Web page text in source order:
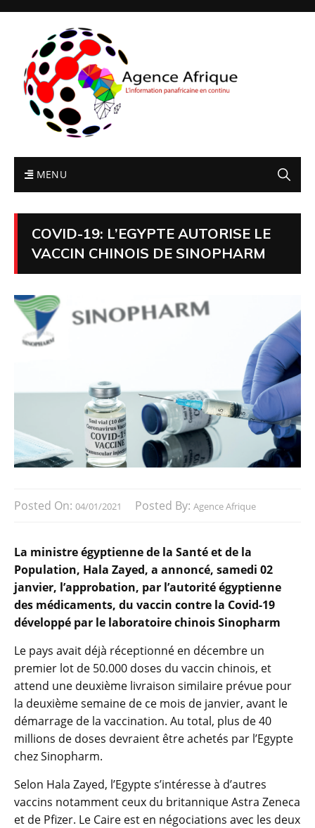
MENU
COVID-19: L’EGYPTE AUTORISE LE
VACCIN CHINOIS DE SINOPHARM
Posted On: 04/01/2021 Posted By: Agence Afrique
La ministre égyptienne de la Santé et de la
Population, Hala Zayed, a annoncé, samedi 02
janvier, l’approbation, par l’autorité égyptienne
des médicaments, du vaccin contre la Covid-19
développé par le laboratoire chinois Sinopharm
Le pays avait déjà réceptionné en décembre un
premier lot de 50.000 doses du vaccin chinois, et
attend une deuxième livraison similaire prévue pour
la deuxième semaine de ce mois de janvier, avant le
démarrage de la vaccination. Au total, plus de 40
millions de doses devraient être achetés par l’Egypte
chez Sinopharm.
Selon Hala Zayed, l’Egypte s’intéresse à d’autres
vaccins notamment ceux du britannique Astra Zeneca
et de Pfizer. Le Caire est en négociations avec les deux